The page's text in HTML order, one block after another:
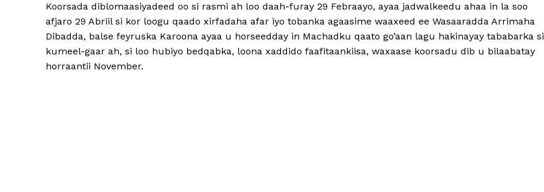
Koorsada diblomaasiyadeed oo si rasmi ah loo daah-furay 29 Febraayo, ayaa jadwalkeedu ahaa in la soo
afjaro 29 Abriil si kor loogu qaado xirfadaha afar iyo tobanka agaasime waaxeed ee Wasaaradda Arrimaha
Dibadda, balse feyruska Karoona ayaa u horseedday in Machadku qaato go’aan lagu hakinayay tababarka si
kumeel-gaar ah, si loo hubiyo bedqabka, loona xaddido faafitaankiisa, waxaase koorsadu dib u bilaabatay
horraantii November.